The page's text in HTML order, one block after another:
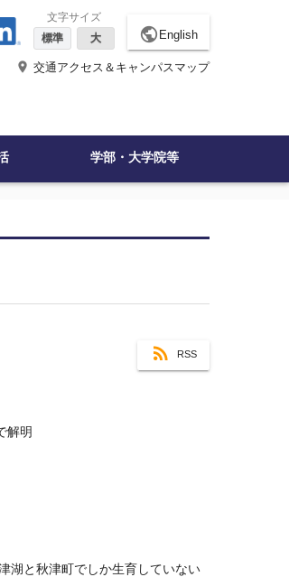
文字サイズ
標準
大 public English
place 交通アクセス＆キャンパスマップ
学部・大学院等
RSS
解明
湖と秋津町でしか生育していない